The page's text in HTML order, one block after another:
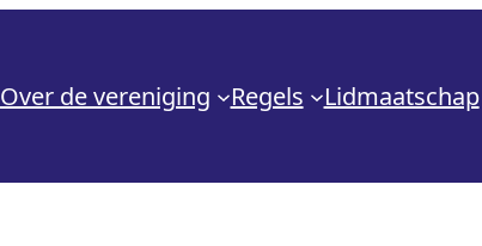
Over de vereniging Regels Lidmaatschap